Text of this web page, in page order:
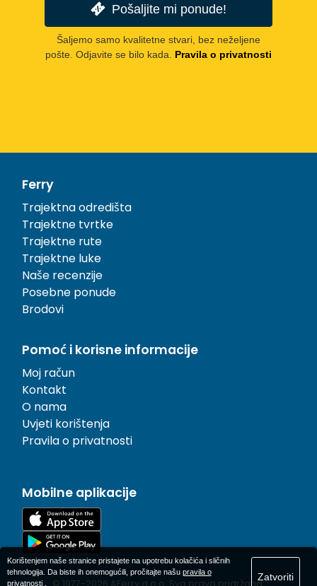
Pošaljite mi ponude!
Šaljemo samo kvalitetne stvari, bez neželjene
pošte. Odjavite se bilo kada.
Pravila o privatnosti
Ferry
Trajektna odredišta
Trajektne tvrtke
Trajektne rute
Trajektne luke
Naše recenzije
Posebne ponude
Brodovi
Pomoć i korisne informacije
Moj račun
Kontakt
O nama
Uvjeti korištenja
Pravila o privatnosti
Mobilne aplikacije
Korištenjem naše stranice pristajete na upotrebu kolačića i sličnih
tehnologija. Da biste ih onemogućili, pročitajte našu pravila o
privatnosti.
Zatvoriti